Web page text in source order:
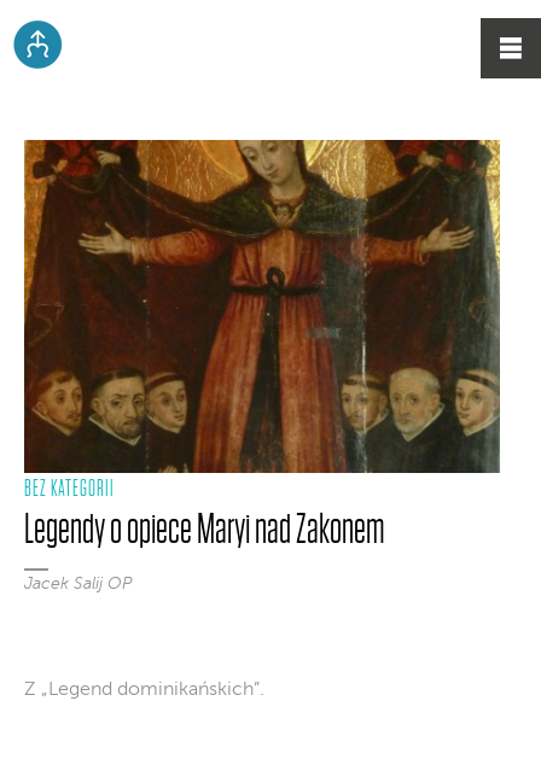
BEZ KATEGORII
Legendy o opiece Maryi nad Zakonem
Jacek Salij OP
Z „Legend dominikańskich”.